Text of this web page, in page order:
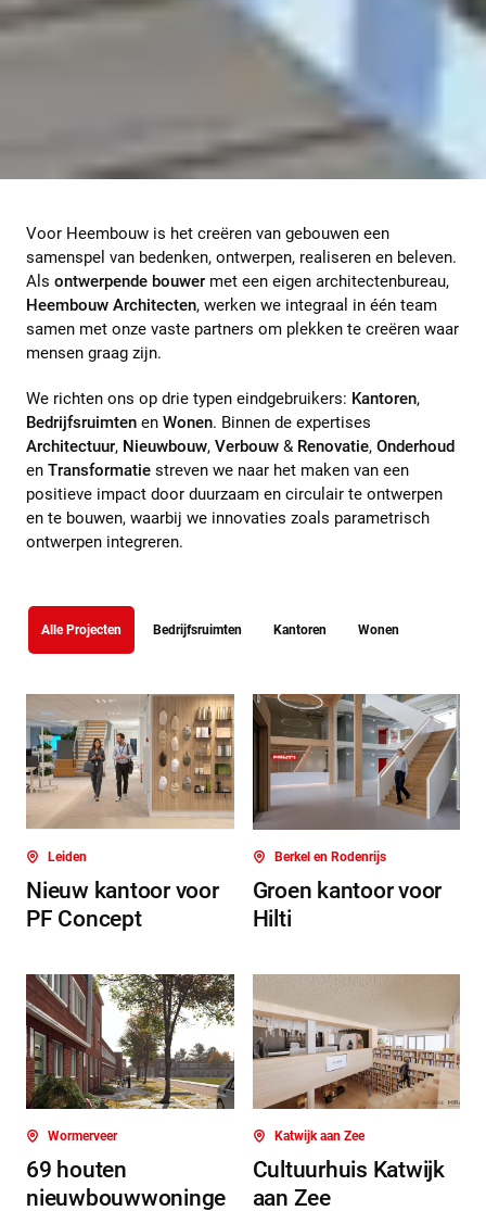
Voor Heembouw is het creëren van gebouwen een
samenspel van bedenken, ontwerpen, realiseren en beleven.
Als ontwerpende bouwer met een eigen architectenbureau,
Heembouw Architecten, werken we integraal in één team
samen met onze vaste partners om plekken te creëren waar
mensen graag zijn.
We richten ons op drie typen eindgebruikers: Kantoren,
Bedrijfsruimten en Wonen. Binnen de expertises
Architectuur, Nieuwbouw, Verbouw & Renovatie, Onderhoud
en Transformatie streven we naar het maken van een
positieve impact door duurzaam en circulair te ontwerpen
en te bouwen, waarbij we innovaties zoals parametrisch
ontwerpen integreren.
Klantgroep
Alle Projecten Bedrijfsruimten Kantoren Wonen
Leiden
Nieuw kantoor voor
PF Concept
Berkel en Rodenrijs
Groen kantoor voor
Hilti
Wormerveer
69 houten
nieuwbouwwoninge
Katwijk aan Zee
Cultuurhuis Katwijk
aan Zee